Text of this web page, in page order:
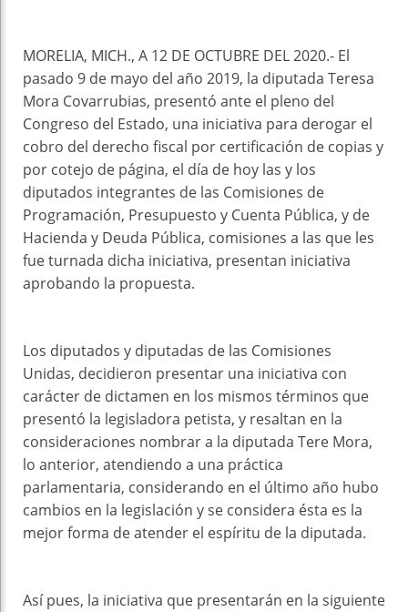
MORELIA, MICH., A 12 DE OCTUBRE DEL 2020.- El
pasado 9 de mayo del año 2019, la diputada Teresa
Mora Covarrubias, presentó ante el pleno del
Congreso del Estado, una iniciativa para derogar el
cobro del derecho fiscal por certificación de copias y
por cotejo de página, el día de hoy las y los
diputados integrantes de las Comisiones de
Programación, Presupuesto y Cuenta Pública, y de
Hacienda y Deuda Pública, comisiones a las que les
fue turnada dicha iniciativa, presentan iniciativa
aprobando la propuesta.
Los diputados y diputadas de las Comisiones
Unidas, decidieron presentar una iniciativa con
carácter de dictamen en los mismos términos que
presentó la legisladora petista, y resaltan en la
consideraciones nombrar a la diputada Tere Mora,
lo anterior, atendiendo a una práctica
parlamentaria, considerando en el último año hubo
cambios en la legislación y se considera ésta es la
mejor forma de atender el espíritu de la diputada.
Así pues, la iniciativa que presentarán en la siguiente